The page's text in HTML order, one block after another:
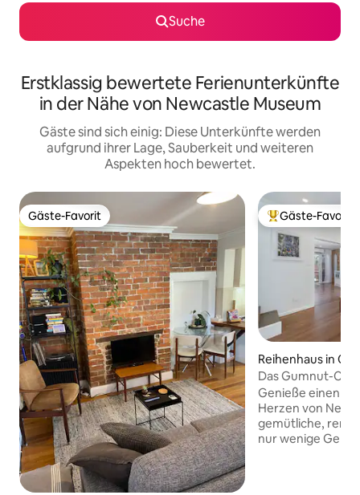
Suche
Erstklassig bewertete Ferienunterkünfte
in der Nähe von Newcastle Museum
Gäste sind sich einig: Diese Unterkünfte werden
aufgrund ihrer Lage, Sauberkeit und weiteren
Aspekten hoch bewertet.
Gäste-Favorit
Gäste-Favorit Beliebter Gäste-
Gäste-Favorit
Reihenhaus in
Das Gumnut-
Genieße einen
Herzen von
gemütliche,
nur wenige